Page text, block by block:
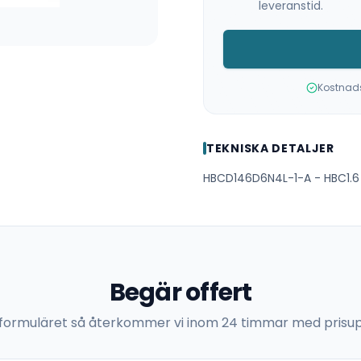
leveranstid.
TEKNISKA DETALJER
HBCD146D6N4L-1-A - HBC1.6
Begär offert
så återkommer vi inom 24 timmar med